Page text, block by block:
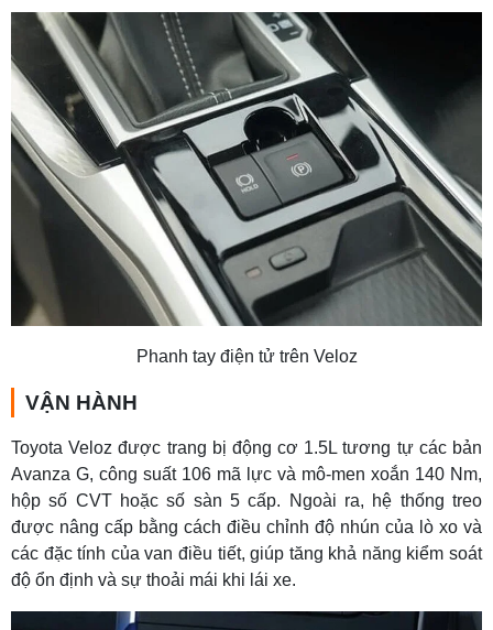
Phanh tay điện tử trên Veloz
VẬN HÀNH
Toyota Veloz được trang bị động cơ 1.5L tương tự các bản
Avanza G, công suất 106 mã lực và mô-men xoắn 140 Nm,
hộp số CVT hoặc số sàn 5 cấp. Ngoài ra, hệ thống treo
được nâng cấp bằng cách điều chỉnh độ nhún của lò xo và
các đặc tính của van điều tiết, giúp tăng khả năng kiểm soát
độ ổn định và sự thoải mái khi lái xe.